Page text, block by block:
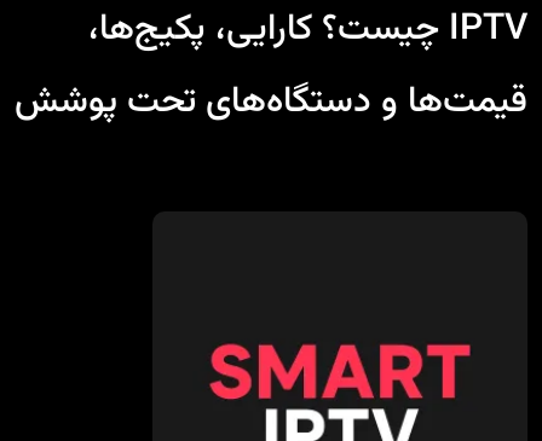
IPTV چیست؟ کارایی، پکیج‌ها،
قیمت‌ها و دستگاه‌های تحت پوشش